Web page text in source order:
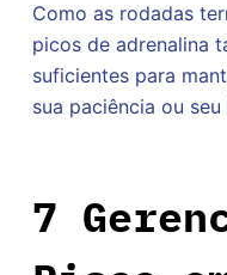
Como as rodadas
picos de adrenalina
suficientes para
sua paciência ou
7